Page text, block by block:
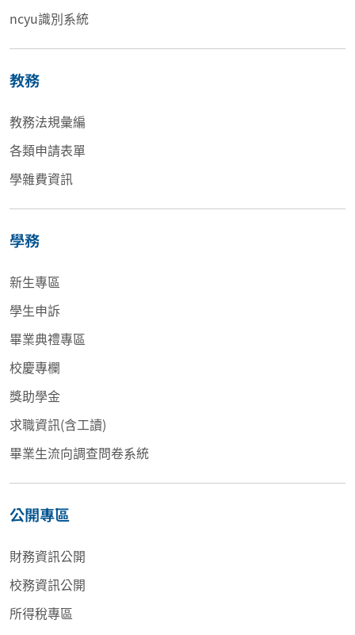
ncyu識別系統
教務
教務法規彙編
各類申請表單
學雜費資訊
學務
新生專區
學生申訴
畢業典禮專區
校慶專欄
獎助學金
求職資訊(含工讀)
畢業生流向調查問卷系統
公開專區
財務資訊公開
校務資訊公開
所得稅專區